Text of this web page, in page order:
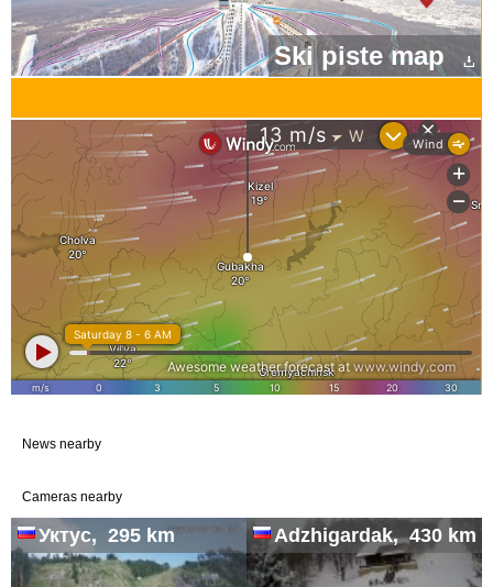
Ski piste map
News nearby
Cameras nearby
Уктус, 295 km Adzhigardak, 430 km